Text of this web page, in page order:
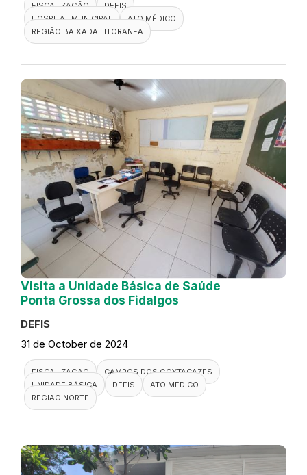
FISCALIZAÇÃO
DEFIS
HOSPITAL MUNICIPAL
ATO MÉDICO
REGIÃO BAIXADA LITORANEA
Visita a Unidade Básica de Saúde
Ponta Grossa dos Fidalgos
DEFIS
31 de October de 2024
FISCALIZAÇÃO
CAMPOS DOS GOYTACAZES
UNIDADE BÁSICA
DEFIS
ATO MÉDICO
REGIÃO NORTE